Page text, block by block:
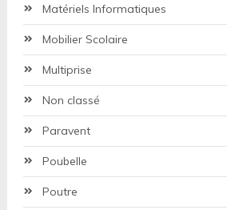
Matériels Informatiques
Mobilier Scolaire
Multiprise
Non classé
Paravent
Poubelle
Poutre